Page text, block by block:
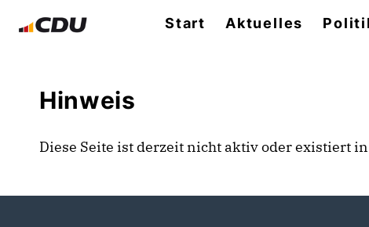
Start Aktuelles
Hinweis
Diese Seite ist derzeit nicht aktiv oder existiert